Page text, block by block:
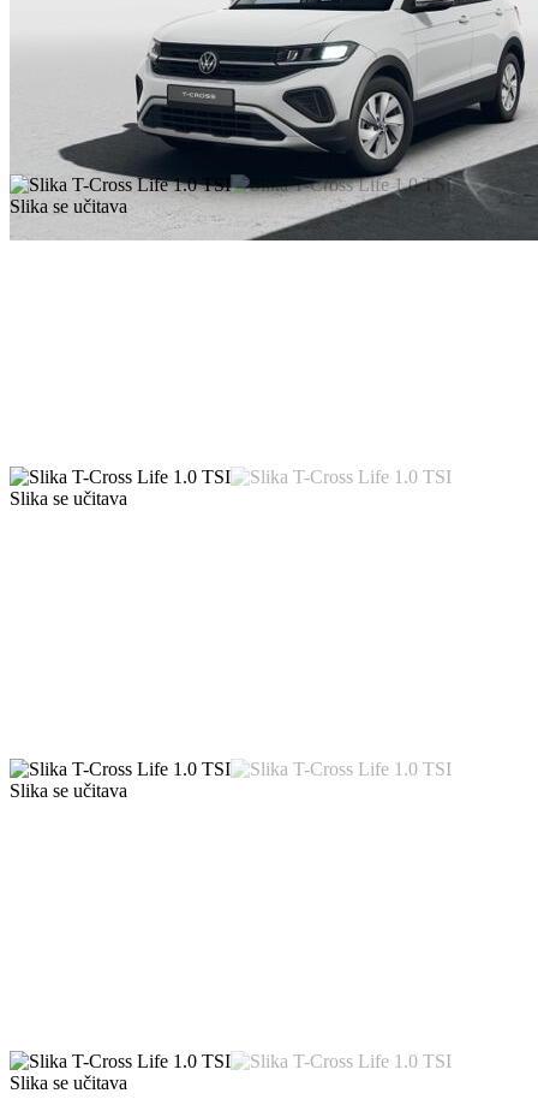
Slika se učitava
Slika se učitava
Slika se učitava
Slika se učitava